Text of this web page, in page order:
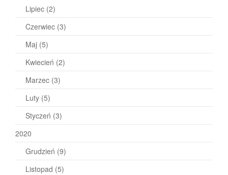
Lipiec (2)
Czerwiec (3)
Maj (5)
Kwiecień (2)
Marzec (3)
Luty (5)
Styczeń (3)
2020
Grudzień (9)
Listopad (5)